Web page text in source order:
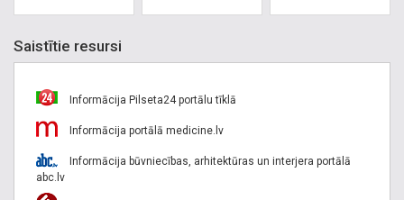
Saistītie resursi
Informācija Pilseta24 portālu tīklā
Informācija portālā medicine.lv
Informācija būvniecības, arhitektūras un interjera portālā
abc.lv